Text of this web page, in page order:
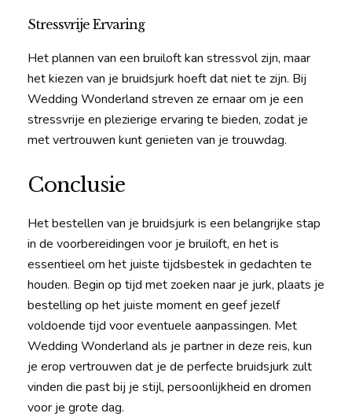
Stressvrije Ervaring
Het plannen van een bruiloft kan stressvol zijn, maar
het kiezen van je bruidsjurk hoeft dat niet te zijn. Bij
Wedding Wonderland streven ze ernaar om je een
stressvrije en plezierige ervaring te bieden, zodat je
met vertrouwen kunt genieten van je trouwdag.
Conclusie
Het bestellen van je bruidsjurk is een belangrijke stap
in de voorbereidingen voor je bruiloft, en het is
essentieel om het juiste tijdsbestek in gedachten te
houden. Begin op tijd met zoeken naar je jurk, plaats je
bestelling op het juiste moment en geef jezelf
voldoende tijd voor eventuele aanpassingen. Met
Wedding Wonderland als je partner in deze reis, kun
je erop vertrouwen dat je de perfecte bruidsjurk zult
vinden die past bij je stijl, persoonlijkheid en dromen
voor je grote dag.